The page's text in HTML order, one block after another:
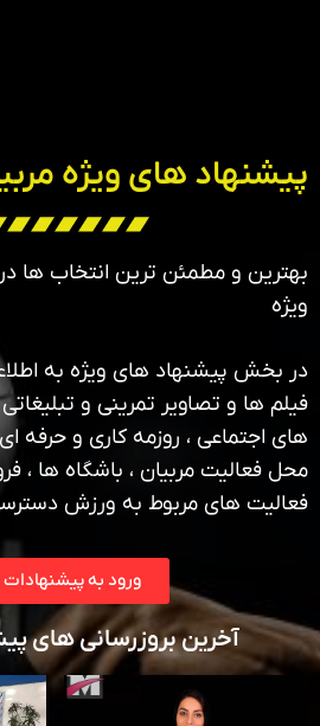
پیشنهاد های ویژه
بهترین و مطمئن ترین انتخاب ها
ویژه
در بخش پیشنهاد های ویژه به
فیلم ها و تصاویر تمرینی و
های اجتماعی ، روزمه کاری و حرفه
محل فعالیت مربیان ، باشگاه ها ،
فعالیت های مربوط به ورزش
ورود به پیشنهادات
آخرین بروزرسانی های